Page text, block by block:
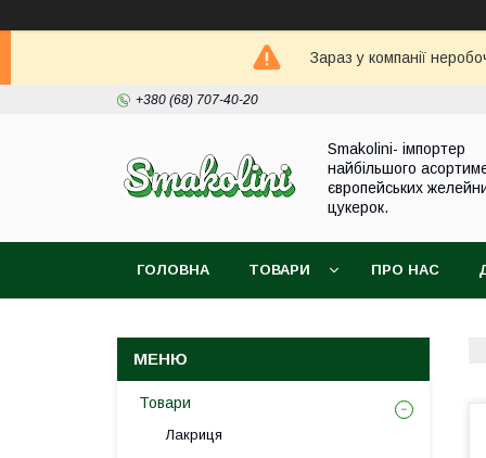
Зараз у компанії
+380 (68) 707-40-20
Smakolini- імпортер
найбільшого
європейських
цукерок.
ГОЛОВНА ТОВАРИ ПРО НАС
Товари
Лакриця